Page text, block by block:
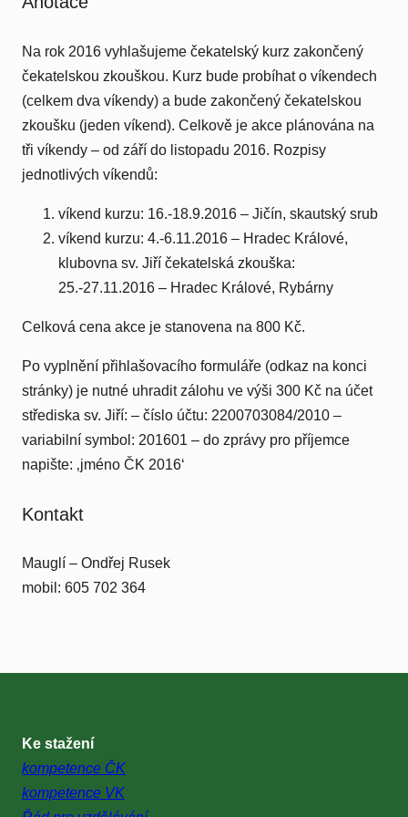
Na rok 2016 vyhlašujeme čekatelský kurz zakončený
čekatelskou zkouškou. Kurz bude probíhat o víkendech
(celkem dva víkendy) a bude zakončený čekatelskou
zkoušku (jeden víkend). Celkově je akce plánována na
tři víkendy – od září do listopadu 2016. Rozpisy
jednotlivých víkendů:
víkend kurzu: 16.-18.9.2016 – Jičín, skautský srub
víkend kurzu: 4.-6.11.2016 – Hradec Králové,
klubovna sv. Jiří čekatelská zkouška:
25.-27.11.2016 – Hradec Králové, Rybárny
Celková cena akce je stanovena na 800 Kč.
Po vyplnění přihlašovacího formuláře (odkaz na konci
stránky) je nutné uhradit zálohu ve výši 300 Kč na účet
střediska sv. Jiří: – číslo účtu: 2200703084/2010 –
variabilní symbol: 201601 – do zprávy pro příjemce
napište: ‚jméno ČK 2016‘
Kontakt
Mauglí – Ondřej Rusek
mobil: 605 702 364
Ke stažení
kompetence ČK
kompetence VK